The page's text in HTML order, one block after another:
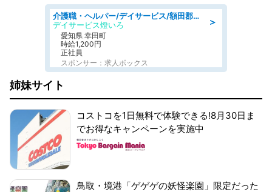
＞
介護職・ヘルパー/デイサービス/額田郡幸田町/JR東海道本線 幸田/愛知県
デイサービス燈いろ
愛知県 幸田町
時給1,200円
正社員
スポンサー：求人ボックス
姉妹サイト
コストコを1日無料で体験できる!8月30日ま
でお得なキャンペーンを実施中
鳥取・境港「ゲゲゲの妖怪楽園」限定だった